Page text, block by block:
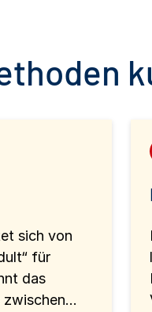
sich von
für
das